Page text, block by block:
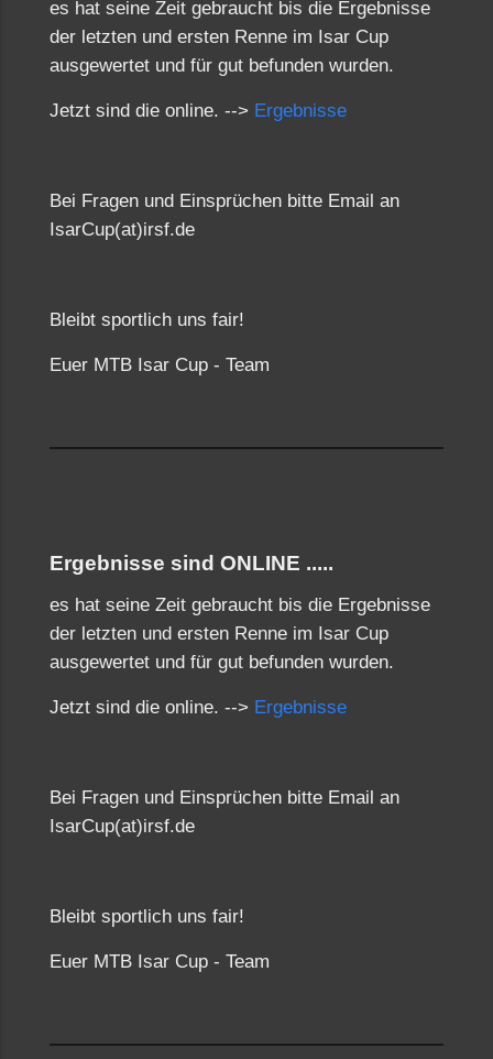
es hat seine Zeit gebraucht bis die Ergebnisse
der letzten und ersten Renne im Isar Cup
ausgewertet und für gut befunden wurden.
Jetzt sind die online. --> Ergebnisse
Bei Fragen und Einsprüchen bitte Email an
IsarCup(at)irsf.de
Bleibt sportlich uns fair!
Euer MTB Isar Cup - Team
Ergebnisse sind ONLINE .....
es hat seine Zeit gebraucht bis die Ergebnisse
der letzten und ersten Renne im Isar Cup
ausgewertet und für gut befunden wurden.
Jetzt sind die online. --> Ergebnisse
Bei Fragen und Einsprüchen bitte Email an
IsarCup(at)irsf.de
Bleibt sportlich uns fair!
Euer MTB Isar Cup - Team